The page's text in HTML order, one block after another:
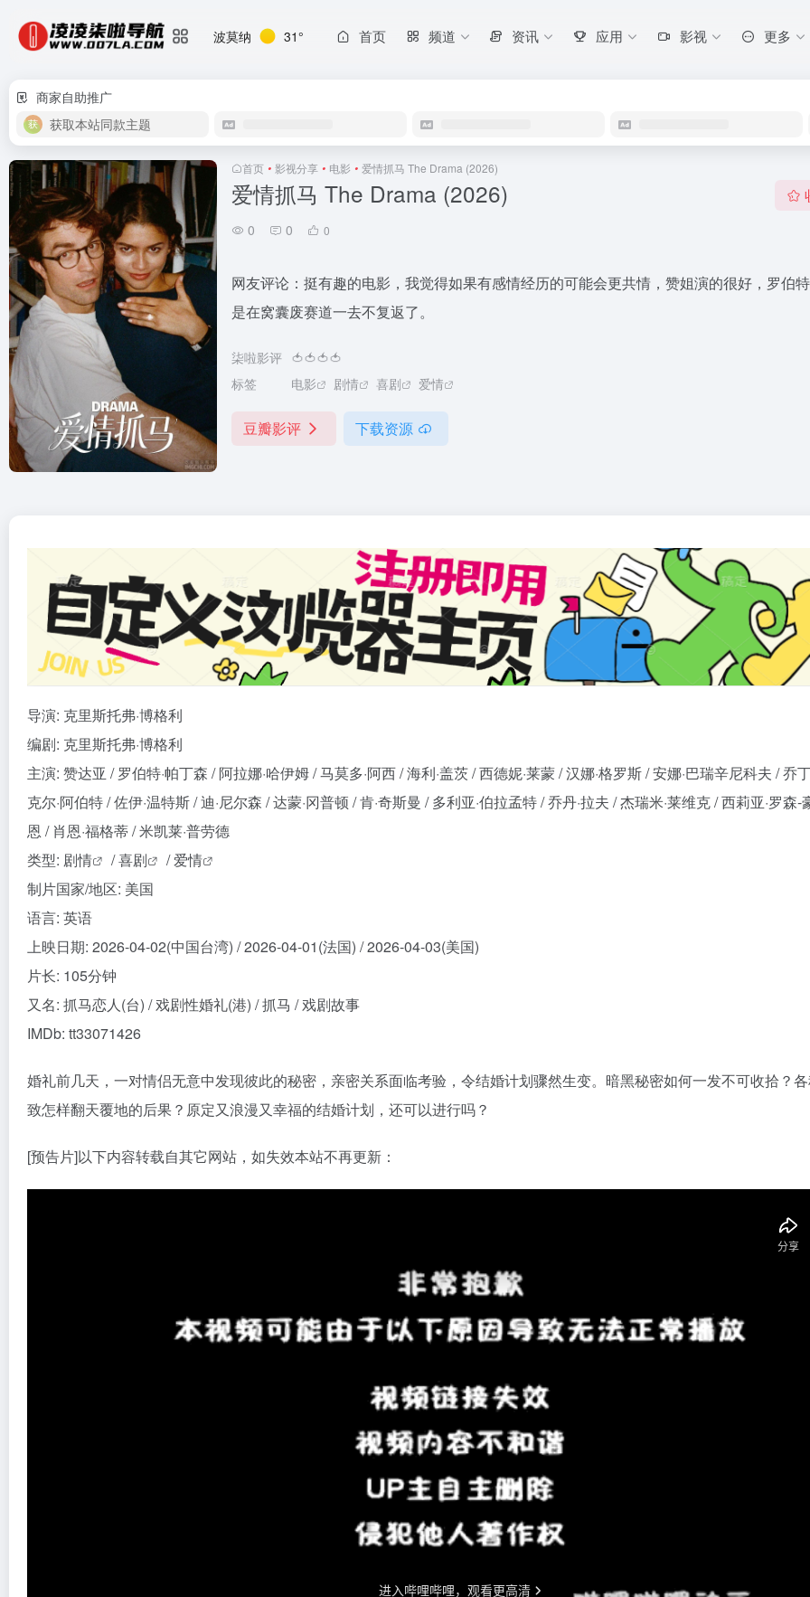
波莫纳 31° 首页 频道 资讯 应用 影视 更多
商家自助推广
获取本站同款主题
首页 • 影视分享 • 电影 • 爱情抓马 The Drama (2026)
爱情抓马 The Drama (2026)
0 0 0
网友评论：挺有趣的电影，我觉得如果有感情经历的可能会更共情，赞姐演的很好，罗伯
是在窝囊废赛道一去不复返了。
柒啦影评 🍅🍅🍅🍅
标签
电影 剧情 喜剧 爱情
豆瓣影评 下载资源
导演: 克里斯托弗·博格利
编剧: 克里斯托弗·博格利
主演: 赞达亚 / 罗伯特·帕丁森 / 阿拉娜·哈伊姆 / 马莫多·阿西 / 海利·盖茨 / 西德妮·莱蒙 / 汉娜·格罗斯 / 安娜·巴瑞辛尼科夫 / 乔
克尔·阿伯特 / 佐伊·温特斯 / 迪·尼尔森 / 达蒙·冈普顿 / 肯·奇斯曼 / 多利亚·伯拉孟特 / 乔丹·拉夫 / 杰瑞米·莱维克 / 西莉亚·罗森-
恩 / 肖恩·福格蒂 / 米凯莱·普劳德
类型: 剧情 /喜剧 /爱情
制片国家/地区: 美国
语言: 英语
上映日期: 2026-04-02(中国台湾) / 2026-04-01(法国) / 2026-04-03(美国)
片长: 105分钟
又名: 抓马恋人(台) / 戏剧性婚礼(港) / 抓马 / 戏剧故事
IMDb: tt33071426
婚礼前几天，一对情侣无意中发现彼此的秘密，亲密关系面临考验，令结婚计划骤然生变。暗黑秘密如何一发不可收拾？
致怎样翻天覆地的后果？原定又浪漫又幸福的结婚计划，还可以进行吗？
[预告片]以下内容转载自其它网站，如失效本站不再更新：